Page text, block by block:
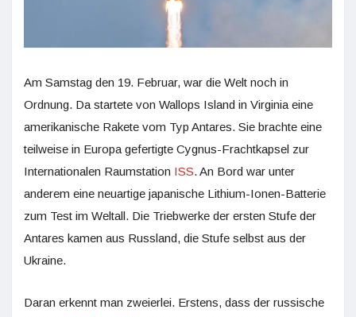
Am Samstag den 19. Februar, war die Welt noch in
Ordnung. Da startete von Wallops Island in Virginia eine
amerikanische Rakete vom Typ Antares. Sie brachte eine
teilweise in Europa gefertigte Cygnus-Frachtkapsel zur
Internationalen Raumstation ISS. An Bord war unter
anderem eine neuartige japanische Lithium-Ionen-Batterie
zum Test im Weltall. Die Triebwerke der ersten Stufe der
Antares kamen aus Russland, die Stufe selbst aus der
Ukraine.
Daran erkennt man zweierlei. Erstens, dass der russische